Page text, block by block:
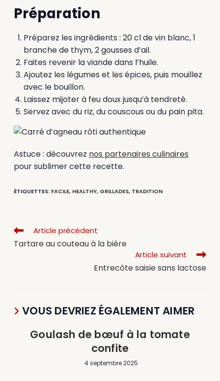
Préparation
Préparez les ingrédients : 20 cl de vin blanc, 1
branche de thym, 2 gousses d’ail.
Faites revenir la viande dans l’huile.
Ajoutez les légumes et les épices, puis mouillez
avec le bouillon.
Laissez mijoter à feu doux jusqu’à tendreté.
Servez avec du riz, du couscous ou du pain pita.
Astuce : découvrez nos partenaires culinaires
pour sublimer cette recette.
ÉTIQUETTES: FACILE, HEALTHY, GRILLADES, TRADITION
Article précédent
Tartare au couteau à la bière
Article suivant
Entrecôte saisie sans lactose
VOUS DEVRIEZ ÉGALEMENT AIMER
Goulash de bœuf à la tomate
confite
4 septembre 2025